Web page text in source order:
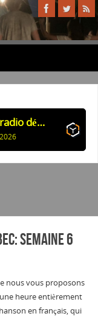
Equinoxe, la radio découverte
semaine 6
nous vous proposons
heure entièrement
en français, qui